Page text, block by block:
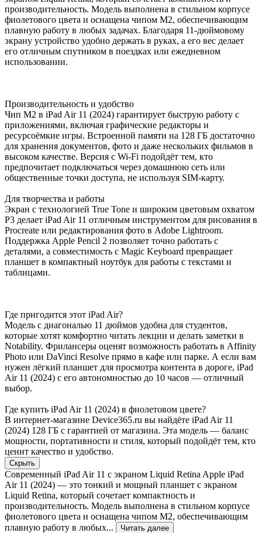
производительность. Модель выполнена в стильном корпусе
фиолетового цвета и оснащена чипом M2, обеспечивающим
плавную работу в любых задачах. Благодаря 11-дюймовому
экрану устройство удобно держать в руках, а его вес делает
его отличным спутником в поездках или ежедневном
использовании.
Производительность и удобство
Чип M2 в iPad Air 11 (2024) гарантирует быструю работу с
приложениями, включая графические редакторы и
ресурсоёмкие игры. Встроенной памяти на 128 ГБ достаточно
для хранения документов, фото и даже нескольких фильмов в
высоком качестве. Версия с Wi-Fi подойдёт тем, кто
предпочитает подключаться через домашнюю сеть или
общественные точки доступа, не используя SIM-карту.
Для творчества и работы
Экран с технологией True Tone и широким цветовым охватом
P3 делает iPad Air 11 отличным инструментом для рисования в
Procreate или редактирования фото в Adobe Lightroom.
Поддержка Apple Pencil 2 позволяет точно работать с
деталями, а совместимость с Magic Keyboard превращает
планшет в компактный ноутбук для работы с текстами и
таблицами.
Где пригодится этот iPad Air?
Модель с диагональю 11 дюймов удобна для студентов,
которые хотят комфортно читать лекции и делать заметки в
Notability. Фрилансеры оценят возможность работать в Affinity
Photo или DaVinci Resolve прямо в кафе или парке. А если вам
нужен лёгкий планшет для просмотра контента в дороге, iPad
Air 11 (2024) с его автономностью до 10 часов — отличный
выбор.
Где купить iPad Air 11 (2024) в фиолетовом цвете?
В интернет-магазине Device365.ru вы найдёте iPad Air 11
(2024) 128 ГБ с гарантией от магазина. Эта модель — баланс
мощности, портативности и стиля, который подойдёт тем, кто
ценит качество и удобство.
Скрыть
Современный iPad Air 11 с экраном Liquid Retina Apple iPad
Air 11 (2024) — это тонкий и мощный планшет с экраном
Liquid Retina, который сочетает компактность и
производительность. Модель выполнена в стильном корпусе
фиолетового цвета и оснащена чипом M2, обеспечивающим
плавную работу в любых...
Читать далее